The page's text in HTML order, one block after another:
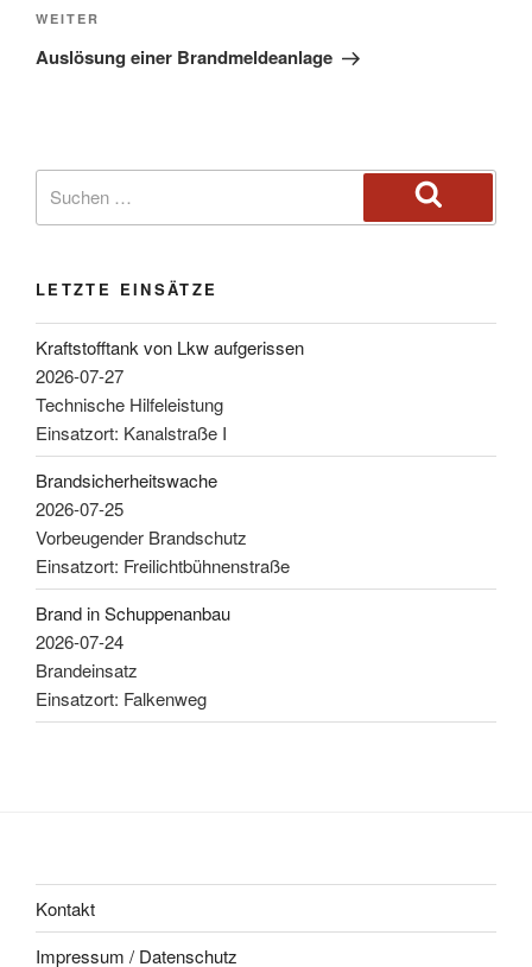
WEITER
Auslösung einer Brandmeldeanlage
LETZTE EINSÄTZE
Kraftstofftank von Lkw aufgerissen
2026-07-27
Technische Hilfeleistung
Einsatzort: Kanalstraße I
Brandsicherheitswache
2026-07-25
Vorbeugender Brandschutz
Einsatzort: Freilichtbühnenstraße
Brand in Schuppenanbau
2026-07-24
Brandeinsatz
Einsatzort: Falkenweg
Kontakt
Impressum / Datenschutz